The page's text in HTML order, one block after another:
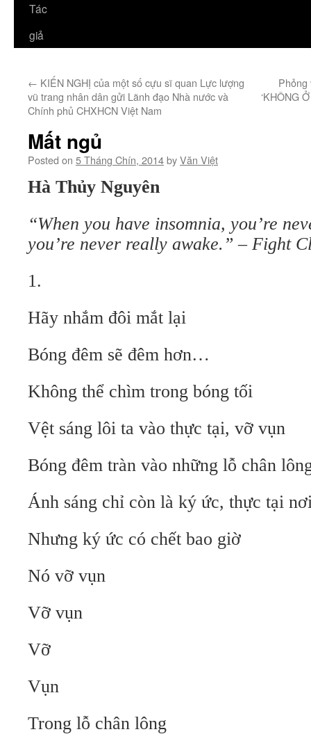
Tác
giả
← KIẾN NGHỊ của một số cựu sĩ quan Lực lượng
vũ trang nhân dân gửi Lãnh đạo Nhà nước và
Chính phủ CHXHCN Việt Nam
Phỏng
‘KHÔNG
Mất ngủ
Posted on 5 Tháng Chín, 2014byVăn Việt
Hà Thủy Nguyên
“When you have insomnia, you’re
you’re never really awake.” – Fight
1.
Hãy nhắm đôi mắt lại
Bóng đêm sẽ đêm hơn…
Không thể chìm trong bóng tối
Vệt sáng lôi ta vào thực tại, vỡ vụn
Bóng đêm tràn vào những lỗ chân
Ánh sáng chỉ còn là ký ức, thực tại
Nhưng ký ức có chết bao giờ
Nó vỡ vụn
Vỡ vụn
Vỡ
Vụn
Trong lỗ chân lông